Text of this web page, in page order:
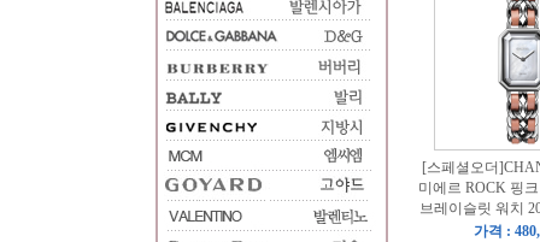
[스페셜오더
미에르 ROCK 핑
브레이슬릿 워치
가격 :